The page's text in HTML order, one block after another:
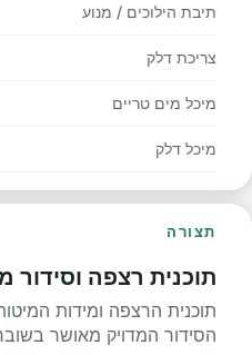
תיבת הילוכים / מנוע
צריכת דלק
מיכל מים טריים
מיכל דלק
תצורה
תוכנית רצפה וסידור
תוכנית הרצפה ומידות
הסידור המדויק מאושר